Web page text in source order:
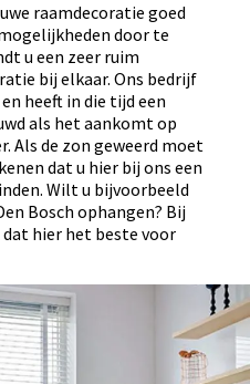
raamdecoratie goed
door te
u een zeer ruim
bij elkaar. Ons bedrijf
heeft in die tijd een
als het aankomt op
Als de zon geweerd moet
dat u hier bij ons een
Wilt u bijvoorbeeld
Bosch ophangen? Bij
hier het beste voor